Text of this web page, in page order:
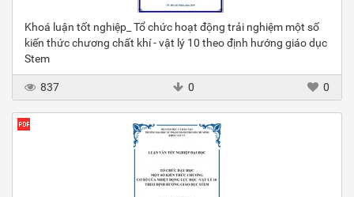
Khoá luận tốt nghiệp_ Tổ chức hoạt động trải nghiệm một số
kiến thức chương chất khí - vật lý 10 theo định hướng giáo dục
Stem
837 0 0